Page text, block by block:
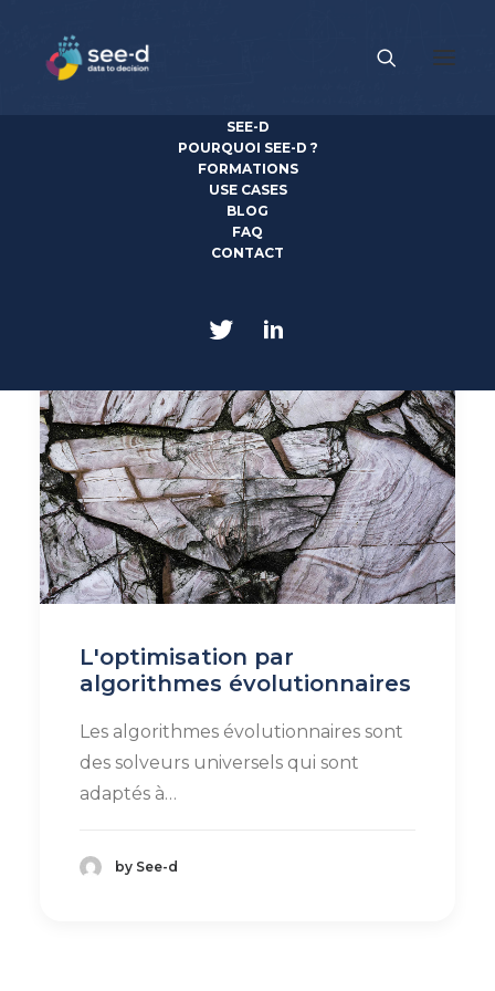
SEE-D
POURQUOI SEE-D ?
FORMATIONS
USE CASES
BLOG
FAQ
CONTACT
News
Découvrez toute l'actualité see-d, IA et Data Science
L'optimisation par
algorithmes évolutionnaires
Les algorithmes évolutionnaires sont
des solveurs universels qui sont
adaptés à…
by See-d